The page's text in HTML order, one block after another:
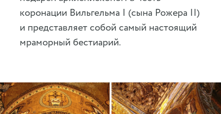
коронации Вильгельма I (сына Рожера II)
и представляет собой самый настоящий
мраморный бестиарий.